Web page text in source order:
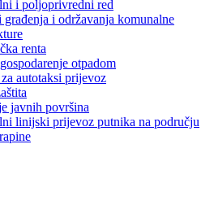
i poljoprivredni red
građenja i održavanja komunalne
renta
otpadom
autotaksi prijevoz
javnih površina
linijski prijevoz putnika na području